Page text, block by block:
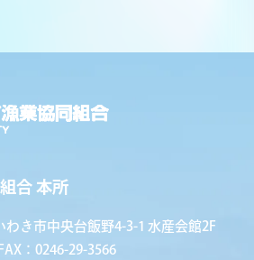
合 本所
き市中央台飯野4-3-1 水産会館2F
：0246-29-3566